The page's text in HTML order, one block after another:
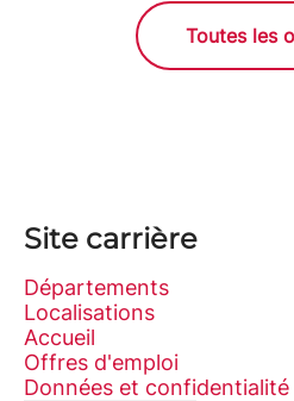
Toutes les
Site carrière
Départements
Localisations
Accueil
Offres d'emploi
Données et confidentialité